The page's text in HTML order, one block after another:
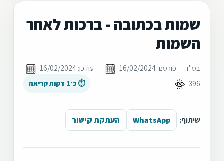
שמות בכתובה - ברכות לאחר
השמות
בס"ד פורסם: 16/02/2024
עודכן: 16/02/2024
396
⏱ כ־1 דקות קריאה
שיתוף: WhatsApp העתקת קישור